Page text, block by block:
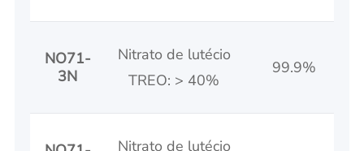
NO71-
3N
Nitrato de lutécio
TREO: > 40%
99.9%
Nitrato de lutécio